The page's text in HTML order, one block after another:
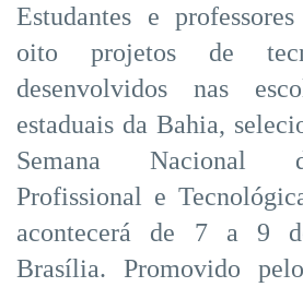
Estudantes e
oito projetos de
desenvolvidos nas
estaduais da Bahia,
Semana Nacional
Profissional e
acontecerá de 7 a 9
Brasília. Promovido